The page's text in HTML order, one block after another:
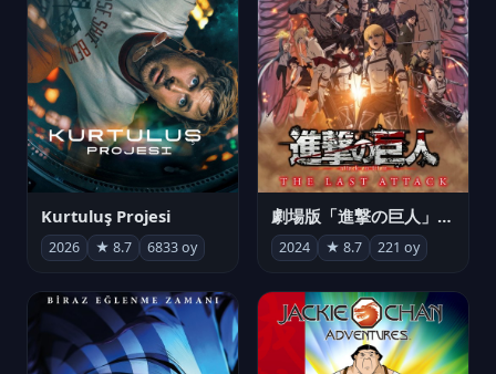
Kurtuluş Projesi
2026 ★ 8.7 6833 oy
劇場版「進撃の巨人」完結編 THE LAST ATTACK
2024 ★ 8.7 221 oy